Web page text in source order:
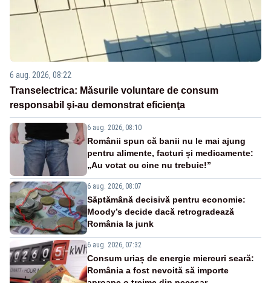
6 aug. 2026, 08:22
Transelectrica: Măsurile voluntare de consum
responsabil şi-au demonstrat eficienţa
6 aug. 2026, 08:10
Românii spun că banii nu le mai ajung
pentru alimente, facturi și medicamente:
„Au votat cu cine nu trebuie!”
6 aug. 2026, 08:07
Săptămână decisivă pentru economie:
Moody’s decide dacă retrogradează
România la junk
6 aug. 2026, 07:32
Consum uriaș de energie miercuri seară:
România a fost nevoită să importe